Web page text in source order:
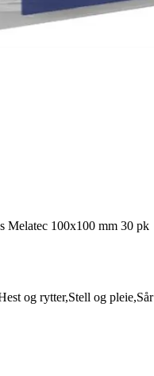
Melatec 100x100 mm 30 pk
og rytter,Stell og